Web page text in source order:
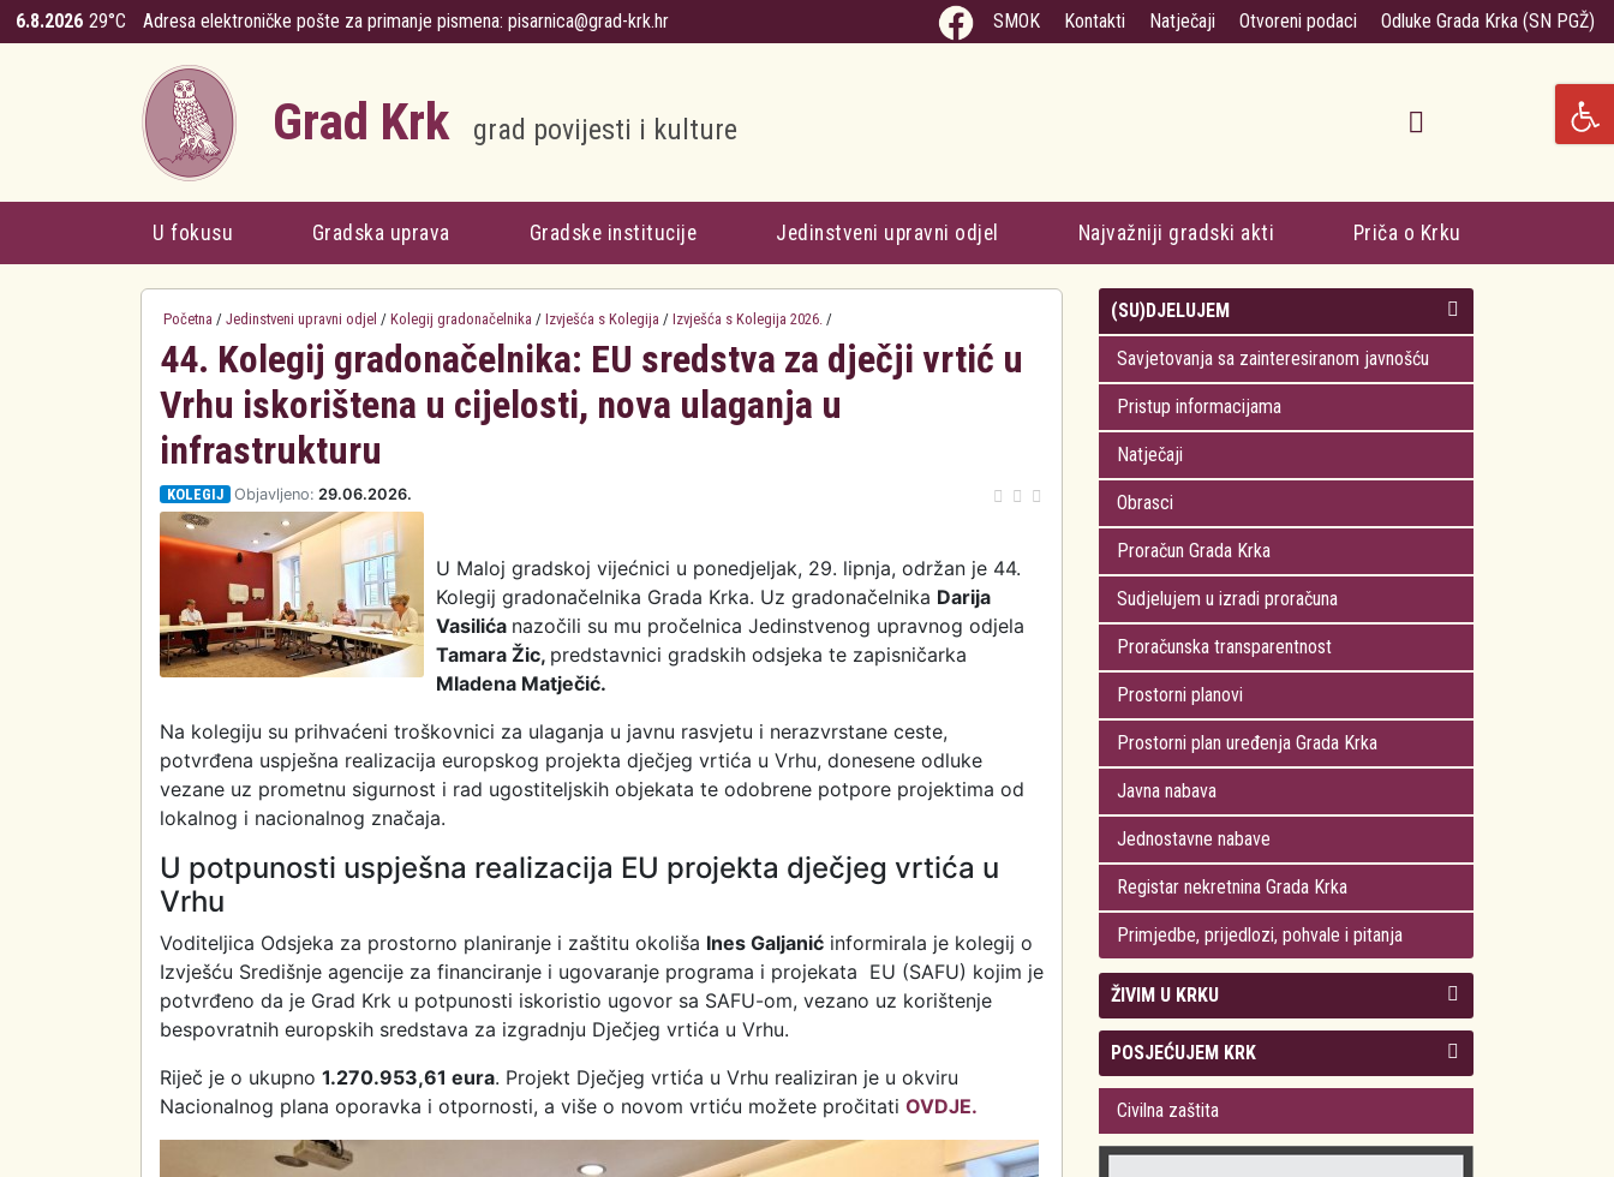
Skoči na glavni sadržaj
6.8.2026 29°C Adresa elektroničke pošte za primanje pismena: pisarnica@grad-krk.hr SMOK Kontakti Natječaji Otvoreni podaci Odluke Grada Krka (SN PGŽ)
Grad Krk grad povijesti i kulture
U fokusu Gradska uprava Gradske institucije Jedinstveni upravni odjel Najvažniji gradski akti Priča o Krku
Početna / Jedinstveni upravni odjel / Kolegij gradonačelnika / Izvješća s Kolegija / Izvješća s Kolegija 2026. /
44. Kolegij gradonačelnika: EU sredstva za dječji vrtić u
Vrhu iskorištena u cijelosti, nova ulaganja u
infrastrukturu
KOLEGIJ Objavljeno: 29.06.2026.
U Maloj gradskoj vijećnici u ponedjeljak, 29. lipnja, održan je 44.
Kolegij gradonačelnika Grada Krka. Uz gradonačelnika Darija
Vasilića nazočili su mu pročelnica Jedinstvenog upravnog odjela
Tamara Žic, predstavnici gradskih odsjeka te zapisničarka
Mladena Matječić.
Na kolegiju su prihvaćeni troškovnici za ulaganja u javnu rasvjetu i nerazvrstane ceste,
potvrđena uspješna realizacija europskog projekta dječjeg vrtića u Vrhu, donesene odluke
vezane uz prometnu sigurnost i rad ugostiteljskih objekata te odobrene potpore projektima od
lokalnog i nacionalnog značaja.
U potpunosti uspješna realizacija EU projekta dječjeg vrtića u
Vrhu
Voditeljica Odsjeka za prostorno planiranje i zaštitu okoliša Ines Galjanić informirala je kolegij o
Izvješću Središnje agencije za financiranje i ugovaranje programa i projekata EU (SAFU) kojim je
potvrđeno da je Grad Krk u potpunosti iskoristio ugovor sa SAFU-om, vezano uz korištenje
bespovratnih europskih sredstava za izgradnju Dječjeg vrtića u Vrhu.
Riječ je o ukupno 1.270.953,61 eura. Projekt Dječjeg vrtića u Vrhu realiziran je u okviru
Nacionalnog plana oporavka i otpornosti, a više o novom vrtiću možete pročitati OVDJE.
(SU)DJELUJEM
Savjetovanja sa zainteresiranom javnošću
Pristup informacijama
Natječaji
Obrasci
Proračun Grada Krka
Sudjelujem u izradi proračuna
Proračunska transparentnost
Prostorni planovi
Prostorni plan uređenja Grada Krka
Javna nabava
Jednostavne nabave
Registar nekretnina Grada Krka
Primjedbe, prijedlozi, pohvale i pitanja
ŽIVIM U KRKU
Kolegij gradonačelnika
Gradsko vijeće
Odluke Grada Krka (Službene novine PGŽ)
POSJEĆUJEM KRK
Plan Grada Krka
Krk 360° VR panorama
Civilna zaštita